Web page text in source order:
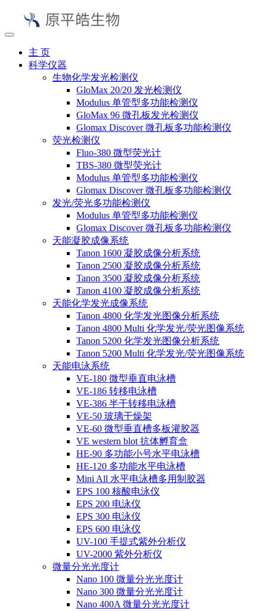
主 页
科学仪器
生物化学发光检测仪
GloMax 20/20 发光检测仪
Modulus 单管型多功能检测仪
GloMax 96 微孔板发光检测仪
Glomax Discover 微孔板多功能检测仪
荧光检测仪
Fluo-380 微型荧光计
TBS-380 微型荧光计
Modulus 单管型多功能检测仪
Glomax Discover 微孔板多功能检测仪
发光/荧光多功能检测仪
Modulus 单管型多功能检测仪
Glomax Discover 微孔板多功能检测仪
天能凝胶成像系统
Tanon 1600 凝胶成像分析系统
Tanon 2500 凝胶成像分析系统
Tanon 3500 凝胶成像分析系统
Tanon 4100 凝胶成像分析系统
天能化学发光成像系统
Tanon 4800 化学发光图像分析系统
Tanon 4800 Multi 化学发光/荧光图像系统
Tanon 5200 化学发光图像分析系统
Tanon 5200 Multi 化学发光/荧光图像系统
天能电泳系统
VE-180 微型垂直电泳槽
VE-186 转移电泳槽
VE-386 半干转移电泳槽
VE-50 玻璃干燥架
VE-60 微型垂直槽多板灌胶器
VE western blot 抗体孵育盒
HE-90 多功能小号水平电泳槽
HE-120 多功能水平电泳槽
Mini All 水平电泳槽多用制胶器
EPS 100 核酸电泳仪
EPS 200 电泳仪
EPS 300 电泳仪
EPS 600 电泳仪
UV-100 手提式紫外分析仪
UV-2000 紫外分析仪
微量分光光度计
Nano 100 微量分光光度计
Nano 300 微量分光光度计
Nano 400A 微量分光光度计